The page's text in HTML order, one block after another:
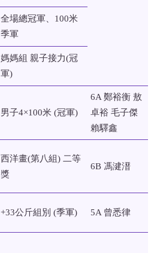
全場總冠軍、100米
季軍
媽媽組 親子接力(冠
軍)
男子4×100米 (冠軍)
6A 鄭裕衡 敖
卓裕 毛子傑
賴驛鑫
西洋畫(第八組) 二等
獎
6B 馮湕溍
+33公斤組別 (季軍) 5A 曾悉律